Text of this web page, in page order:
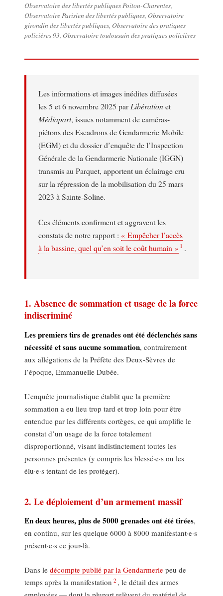
Observatoire des libertés publiques Poitou-Charentes,
Observatoire Parisien des libertés publiques, Observatoire
girondin des libertés publiques, Observatoire des pratiques
policières 93, Observatoire toulousain des pratiques policières
Les informations et images inédites diffusées
les 5 et 6 novembre 2025 parLibérationet
Médiapart, issues notamment de caméras-
piétons des Escadrons de Gendarmerie Mobile
(EGM) et du dossier d’enquête de l’Inspection
Générale de la Gendarmerie Nationale (IGGN)
transmis au Parquet, apportent un éclairage cru
sur la répression de la mobilisation du 25 mars
2023 à Sainte-Soline.
Ces éléments confirment et aggravent les
constats de notre rapport : « Empêcher l’accès
à la bassine, quel qu’en soit le coût humain » 1 .
1. Absence de sommation et usage de la force
indiscriminé
Les premiers tirs de grenades ont été déclenchés sans
nécessité et sans aucune sommation, contrairement
aux allégations de la Préfète des Deux-Sèvres de
l’époque, Emmanuelle Dubée.
L’enquête journalistique établit que la première
sommation a eu lieu trop tard et trop loin pour être
entendue par les différents cortèges, ce qui amplifie le
constat d’un usage de la force totalement
disproportionné, visant indistinctement toutes les
personnes présentes (y compris les blessé·e·s ou les
élu·e·s tentant de les protéger).
2. Le déploiement d’un armement massif
En deux heures, plus de 5000 grenades ont été tirées,
en continu, sur les quelque 6000 à 8000 manifestant·e·s
présent·e·s ce jour-là.
Dans ledécompte publié par la Gendarmerie peu de
temps après la manifestation 2 , le détail des armes